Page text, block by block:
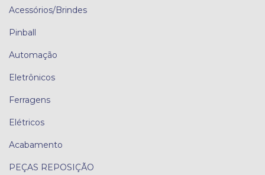
Acessórios/Brindes
Pinball
Automação
Eletrônicos
Ferragens
Elétricos
Acabamento
PEÇAS REPOSIÇÃO